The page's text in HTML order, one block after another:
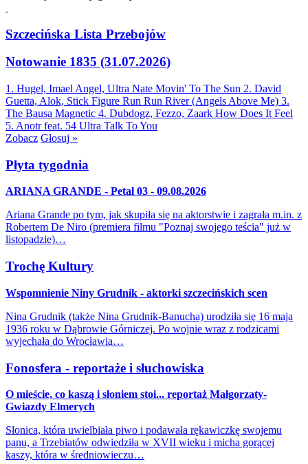
Szczecińska Lista Przebojów
Notowanie 1835 (31.07.2026)
1. Hugel, Imael Angel, Ultra Nate Movin' To The Sun 2. David
Guetta, Alok, Stick Figure Run Run River (Angels Above Me) 3.
The Bausa Magnetic 4. Dubdogz, Fezzo, Zaark How Does It Feel
5. Anotr feat. 54 Ultra Talk To You
Zobacz Głosuj »
Płyta tygodnia
ARIANA GRANDE - Petal 03 - 09.08.2026
Ariana Grande po tym, jak skupiła się na aktorstwie i zagrała m.in. z
Robertem De Niro (premiera filmu "Poznaj swojego teścia" już w
listopadzie)…
Trochę Kultury
Wspomnienie Niny Grudnik - aktorki szczecińskich scen
Nina Grudnik (także Nina Grudnik-Banucha) urodziła się 16 maja
1936 roku w Dąbrowie Górniczej. Po wojnie wraz z rodzicami
wyjechała do Wrocławia…
Fonosfera - reportaże i słuchowiska
O mieście, co kaszą i słoniem stoi... reportaż Małgorzaty-
Gwiazdy Elmerych
Słonica, która uwielbiała piwo i podawała rękawiczkę swojemu
panu, a Trzebiatów odwiedziła w XVII wieku i micha gorącej
kaszy, która w średniowieczu…